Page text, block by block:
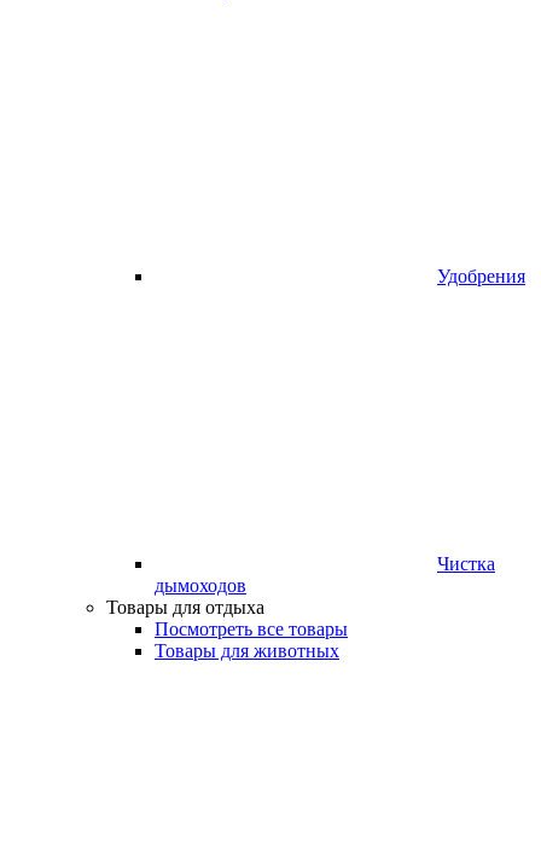
Удобрения
Чистка
дымоходов
Товары для отдыха
Посмотреть все товары
Товары для животных